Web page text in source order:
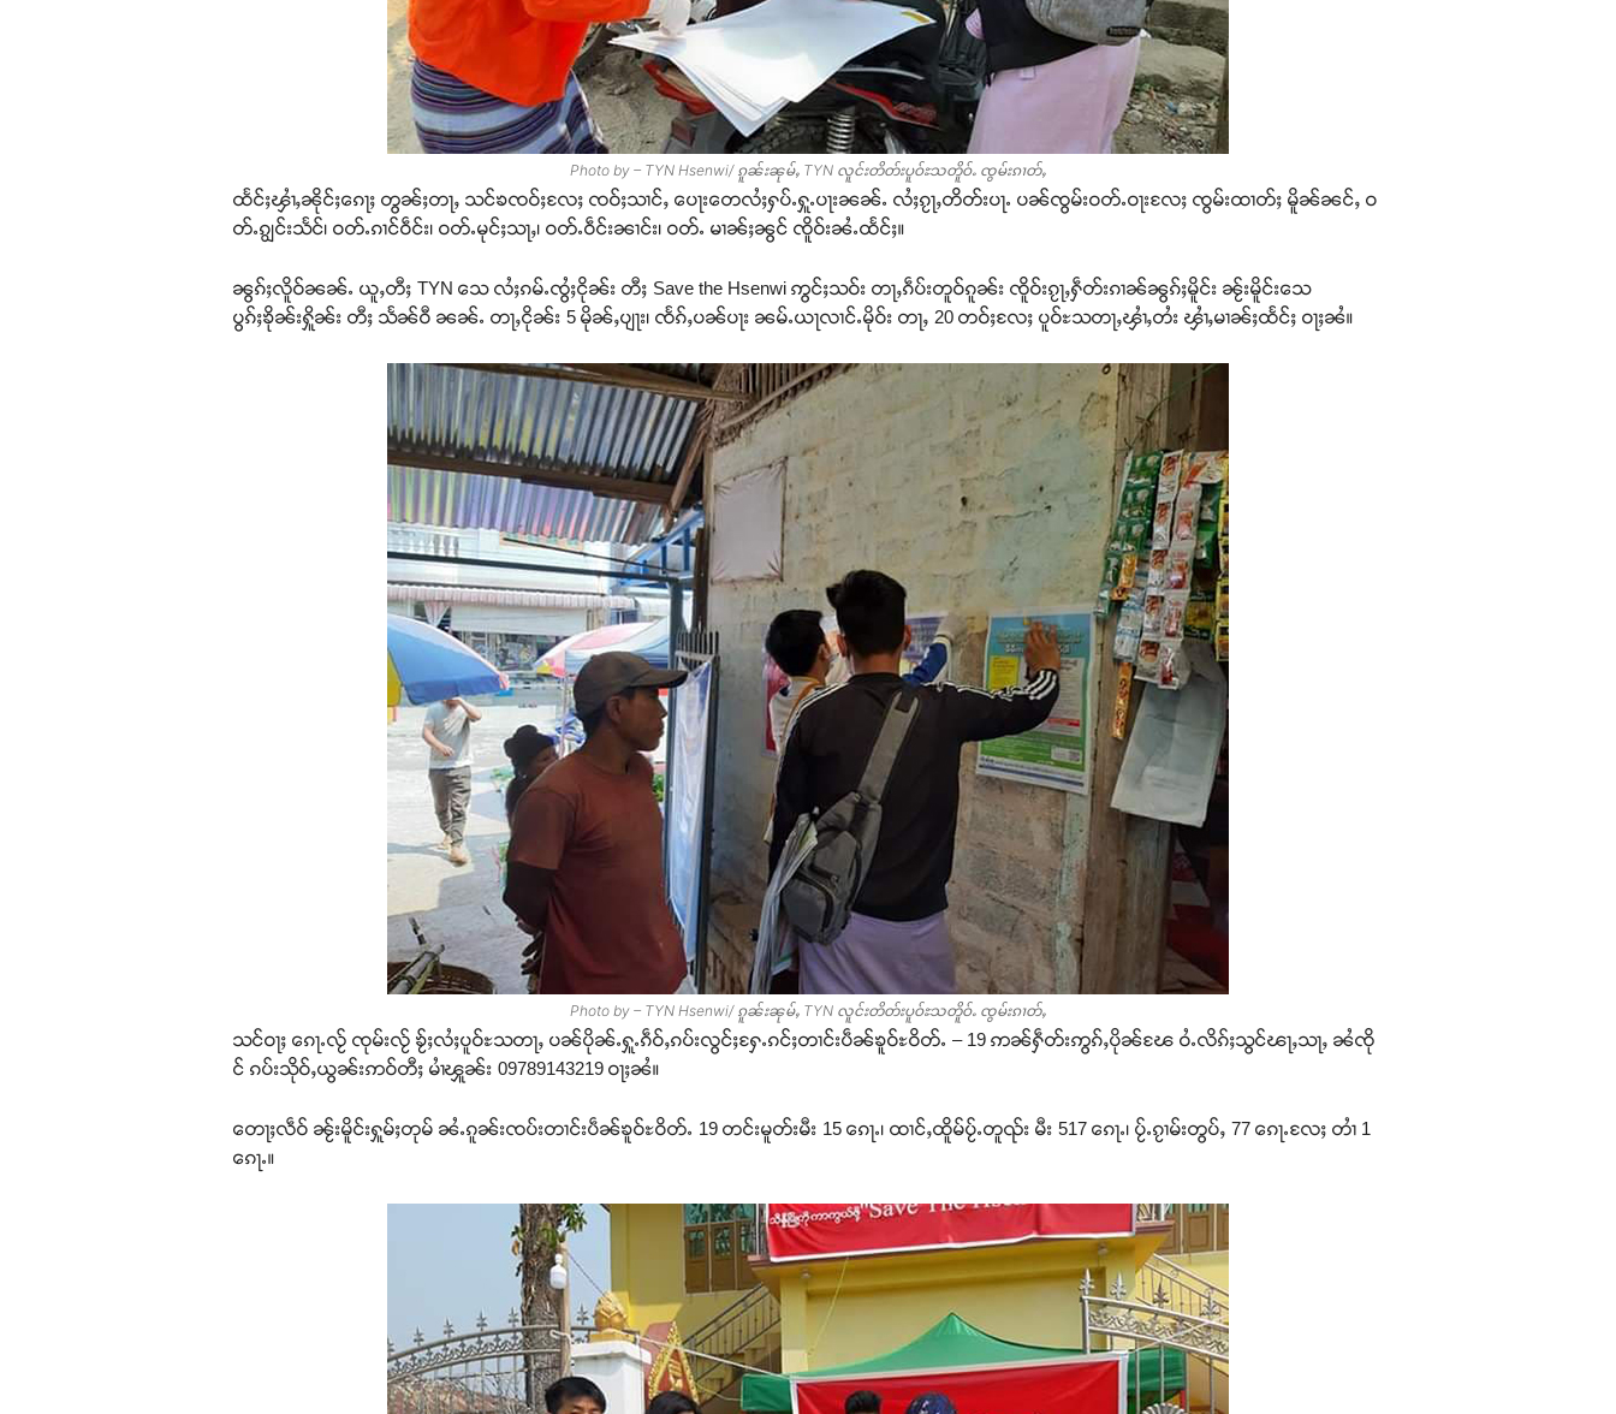
Photo by – TYN Hsenwi/ ၵူၼ်းၼုမ်ႇ TYN လူင်းတိတ်းပူဝ်ႊသတိူဝ်ႉ ၸွမ်းၵၢတ်ႇ
ထႅင်ႈၾၢႆႇၼိုင်ႈၵေႃႈ တွၼ်ႈတႃႇ သင်ၶၸဝ်ႈလႄႈ ၸဝ်ႈသၢင်ႇ ပေႃးတေလႆႈႁပ်ႉႁူႉပႃးၼၼ်ႉ လႆႈၵႂႃႇတိတ်းပႃႉ ပၼ်ၸွမ်းဝတ်ႉဝႃးလႄႈ ၸွမ်းထၢတ်ႈ မိူၼ်ၼင်ႇ ဝ
တ်ႉၵျွင်းသႅင်၊ ဝတ်ႉၵၢင်ဝဵင်း၊ ဝတ်ႉမုင်ႈသႃႇ၊ ဝတ်ႉဝဵင်းၼၢင်း၊ ဝတ်ႉ မၢၼ်ႈၼွင် ၸိူဝ်းၼႆႉထႅင်ႈ။
ၼွၵ်ႈလိူဝ်ၼၼ်ႉ ယူႇတီႈ TYN သေ လႆႈၵမ်ႉၸွႆႈငိုၼ်း တီႈ Save the Hsenwi ဢွင်ႈသဝ်း တႃႇၵဵပ်းတူဝ်ၵူၼ်း ၸိူဝ်းၵႂႃႇႁဵတ်းၵၢၼ်ၼွၵ်ႈမိူင်း ၼႂ်းမိူင်းသေ
ပွၵ်ႈၶိုၼ်းႁိူၼ်း တီႈ သႅၼ်ဝီ ၼၼ်ႉ တႃႇငိုၼ်း 5 မိုၼ်ႇပျႃး၊ ၸႅၵ်ႇပၼ်ပႃး ၼမ်ႉယႃလၢင်ႉမိုဝ်း တႃႇ 20 တဝ်ႈလႄႈ ပူဝ်ႊသတႃႇၾၢႆႇတႆး ၾၢႆႇမၢၼ်ႈထႅင်ႈ ဝႃႈၼႆ။
Photo by – TYN Hsenwi/ ၵူၼ်းၼုမ်ႇ TYN လူင်းတိတ်းပူဝ်ႊသတိူဝ်ႉ ၸွမ်းၵၢတ်ႇ
သင်ဝႃႈ ၵေႃႉလႂ် ၸုမ်းလႂ် ၶႂ်ႈလႆႈပူဝ်ႊသတႃႇ ပၼ်ပိုၼ်ႉႁူႉၵဵဝ်ႇၵပ်းလွင်ႈႁႄႉၵင်ႈတၢင်းပဵၼ်ၶူဝ်ႊဝိတ်ႉ – 19 ဢၼ်ႁဵတ်းဢွၵ်ႇပိုၼ်ၽႄ ဝႆႉလိၵ်ႈသွင်ၽႃႇသႃႇ ၼႆၸို
င် ၵပ်းသိုဝ်ႇယွၼ်းဢဝ်တီႈ မၢႆၾူၼ်း 09789143219 ဝႃႈၼႆ။
တေႃႈလဵဝ် ၼႂ်းမိူင်းႁူမ်ႈတုမ် ၼႆႉၵူၼ်းၸပ်းတၢင်းပဵၼ်ၶူဝ်ႊဝိတ်ႉ 19 တင်းမူတ်းမီး 15 ၵေႃႉ၊ ထၢင်ႇထိူမ်ပႂ်ႉတူၺ်း မီး 517 ၵေႃႉ၊ ပႂ်ႉၵႂၢမ်းတွပ်ႇ 77 ၵေႃႉလႄႈ တၢႆ 1
ၵေႃႉ။